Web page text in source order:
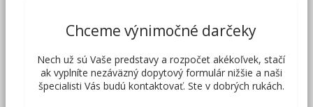
Chceme výnimočné darčeky
Nech už sú Vaše predstavy a rozpočet akékoľvek, stačí
ak vyplníte nezáväzný dopytový formulár nižšie a naši
špecialisti Vás budú kontaktovať. Ste v dobrých rukách.